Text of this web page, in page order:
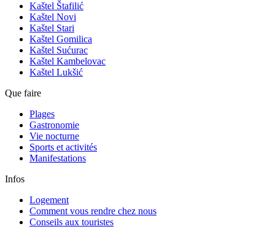
Kaštel Štafilić
Kaštel Novi
Kaštel Stari
Kaštel Gomilica
Kaštel Sućurac
Kaštel Kambelovac
Kaštel Lukšić
Que faire
Plages
Gastronomie
Vie nocturne
Sports et activités
Manifestations
Infos
Logement
Comment vous rendre chez nous
Conseils aux touristes